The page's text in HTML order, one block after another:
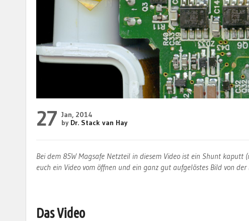
27 Jan, 2014
by Dr. Stack van Hay
Bei dem 85W Magsafe Netzteil in diesem Video ist ein Shunt kaputt
euch ein Video vom öffnen und ein ganz gut aufgelöstes Bild von
Das Video